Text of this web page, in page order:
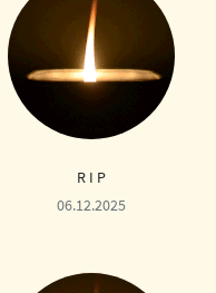
R I P
06.12.2025